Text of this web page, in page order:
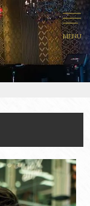
MENU